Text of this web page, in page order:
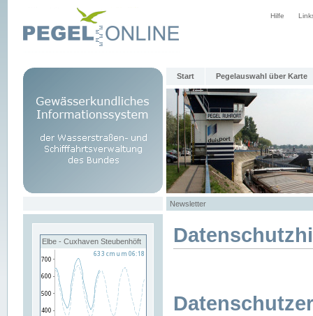
Hilfe
Start Pegelauswahl über Karte
Newsletter
Elbe - Cuxhaven Steubenhöft